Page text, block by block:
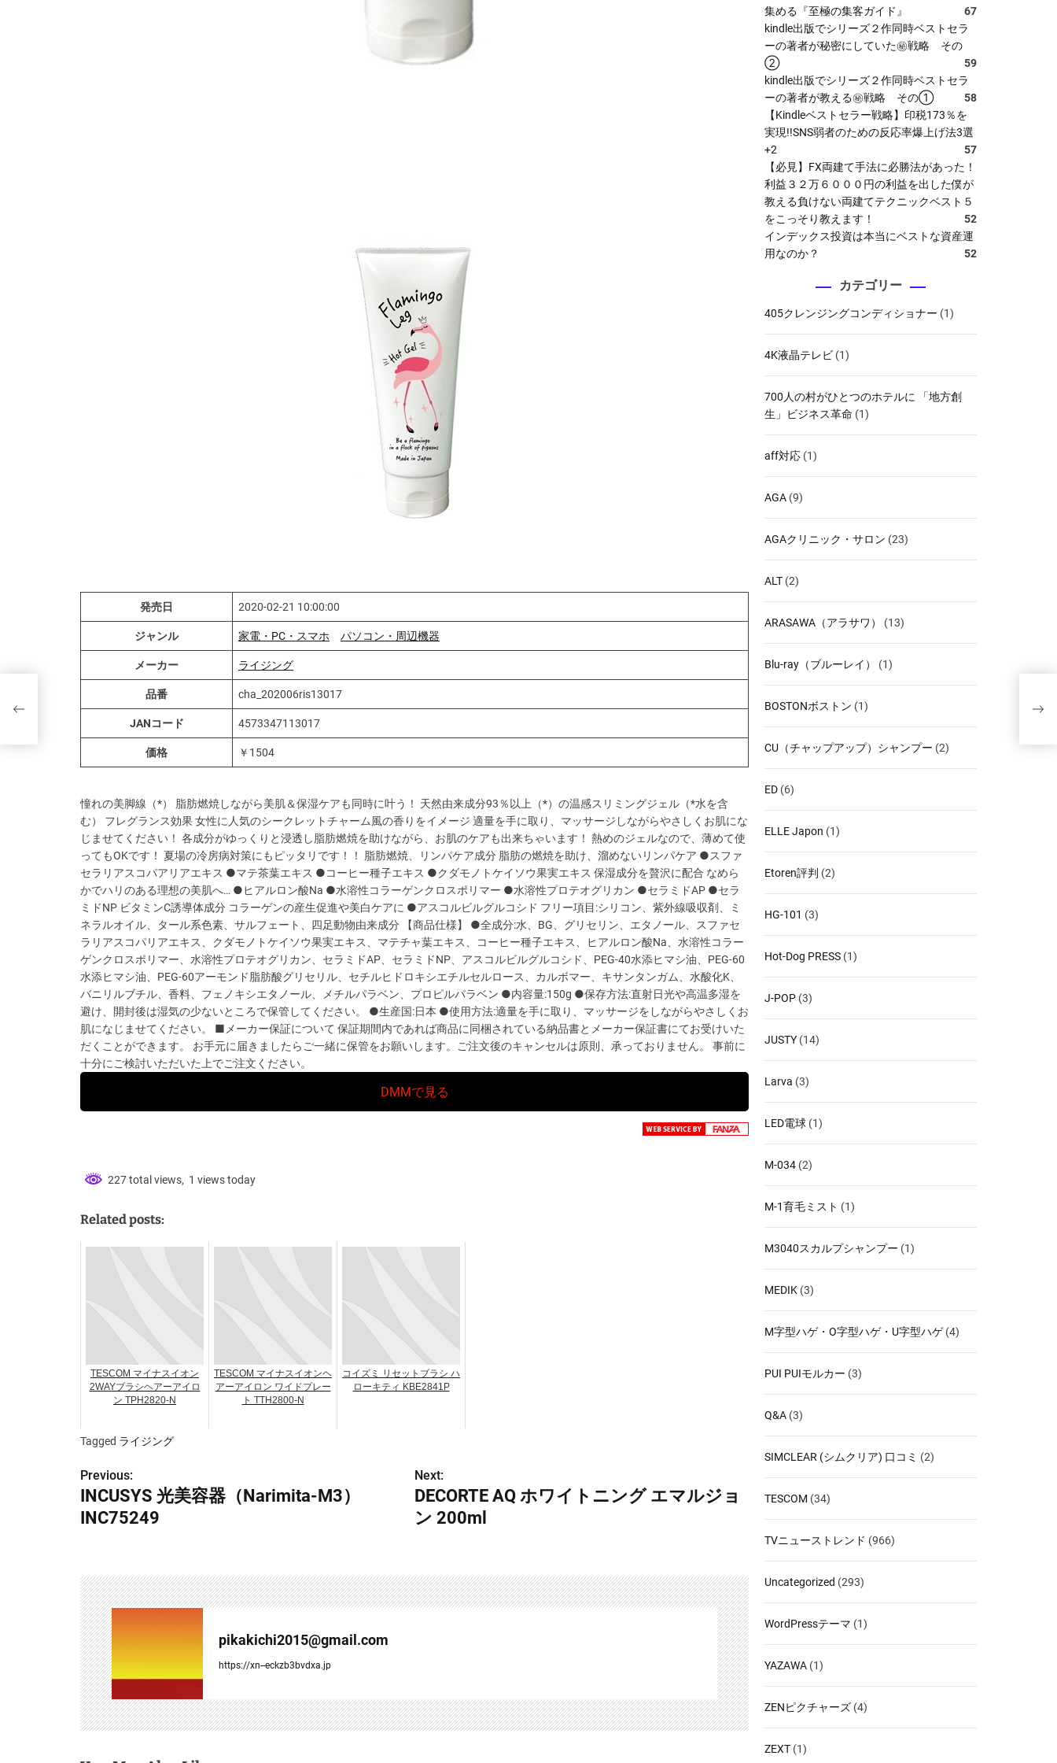
発売日 2020-02-21 10:00:00
ジャンル 家電・PC・スマホ パソコン・周辺機器
メーカー ライジング
品番 cha_202006ris13017
JANコード 4573347113017
価格 ￥1504
憧れの美脚線（*） 脂肪燃焼しながら美肌＆保湿ケアも同時に叶う！ 天然由来成分93％以上（*）の温感スリミングジェル（*水を含
む） フレグランス効果 女性に人気のシークレットチャーム風の香りをイメージ 適量を手に取り、マッサージしながらやさしくお肌にな
じませてください！ 各成分がゆっくりと浸透し脂肪燃焼を助けながら、お肌のケアも出来ちゃいます！ 熱めのジェルなので、薄めて使
ってもOKです！ 夏場の冷房病対策にもピッタリです！！ 脂肪燃焼、リンパケア成分 脂肪の燃焼を助け、溜めないリンパケア ●スファ
セラリアスコパアリアエキス ●マテ茶葉エキス ●コーヒー種子エキス ●クダモノトケイソウ果実エキス 保湿成分を贅沢に配合 なめら
かでハリのある理想の美肌へ… ●ヒアルロン酸Na ●水溶性コラーゲンクロスポリマー ●水溶性プロテオグリカン ●セラミドAP ●セラ
ミドNP ビタミンC誘導体成分 コラーゲンの産生促進や美白ケアに ●アスコルビルグルコシド フリー項目:シリコン、紫外線吸収剤、ミ
ネラルオイル、タール系色素、サルフェート、四足動物由来成分 【商品仕様】 ●全成分:水、BG、グリセリン、エタノール、スファセ
ラリアスコパリアエキス、クダモノトケイソウ果実エキス、マテチャ葉エキス、コーヒー種子エキス、ヒアルロン酸Na、水溶性コラー
ゲンクロスポリマー、水溶性プロテオグリカン、セラミドAP、セラミドNP、アスコルビルグルコシド、PEG-40水添ヒマシ油、PEG-60
水添ヒマシ油、PEG-60アーモンド脂肪酸グリセリル、セチルヒドロキシエチルセルロース、カルボマー、キサンタンガム、水酸化K、
バニリルブチル、香料、フェノキシエタノール、メチルパラベン、プロピルパラベン ●内容量:150g ●保存方法:直射日光や高温多湿を
避け、開封後は湿気の少ないところで保管してください。 ●生産国:日本 ●使用方法:適量を手に取り、マッサージをしながらやさしくお
肌になじませてください。 ■メーカー保証について 保証期間内であれば商品に同梱されている納品書とメーカー保証書にてお受けいた
だくことができます。 お手元に届きましたらご一緒に保管をお願いします。ご注文後のキャンセルは原則、承っておりません。 事前に
十分にご検討いただいた上でご注文ください。
DMMで見る
227 total views, 1 views today
Related posts:
TESCOM マイナスイオン
2WAYブラシヘアーアイロ
ン TPH2820-N
TESCOM マイナスイオンヘ
アーアイロン ワイドプレー
ト TTH2800-N
コイズミ リセットブラシ ハ
ローキティ KBE2841P
Tagged ライジング
投
稿
ゲ
ー
シ
ョ
ン
Previous:
INCUSYS 光美容器（Narimita-M3）
INC75249
Next:
DECORTE AQ ホワイトニング エマルジョ
ン 200ml
pikakichi2015@gmail.com
https://xn--eckzb3bvdxa.jp
集める『至極の集客ガイド』
67
kindle出版でシリーズ２作同時ベストセラ
ーの著者が秘密にしていた㊙戦略 その
②
59
kindle出版でシリーズ２作同時ベストセラ
ーの著者が教える㊙戦略 その①
58
【Kindleベストセラー戦略】印税173％を
実現!!SNS弱者のための反応率爆上げ法3選
+2
57
【必見】FX両建て手法に必勝法があった！
利益３２万６０００円の利益を出した僕が
教える負けない両建てテクニックベスト５
をこっそり教えます！
52
インデックス投資は本当にベストな資産運
用なのか？
52
カテゴリー
405クレンジングコンディショナー (1)
4K液晶テレビ (1)
700人の村がひとつのホテルに 「地方創
生」ビジネス革命 (1)
aff対応 (1)
AGA (9)
AGAクリニック・サロン (23)
ALT (2)
ARASAWA（アラサワ） (13)
Blu-ray（ブルーレイ） (1)
BOSTONボストン (1)
CU（チャップアップ）シャンプー (2)
ED (6)
ELLE Japon (1)
Etoren評判 (2)
HG-101 (3)
Hot-Dog PRESS (1)
J-POP (3)
JUSTY (14)
Larva (3)
LED電球 (1)
M-034 (2)
M-1育毛ミスト (1)
M3040スカルプシャンプー (1)
MEDIK (3)
M字型ハゲ・O字型ハゲ・U字型ハゲ(4)
PUI PUIモルカー (3)
Q&A (3)
SIMCLEAR (シムクリア) 口コミ (2)
TESCOM (34)
TVニューストレンド (966)
Uncategorized (293)
WordPressテーマ (1)
YAZAWA (1)
ZENピクチャーズ (4)
ZEXT (1)
ョ